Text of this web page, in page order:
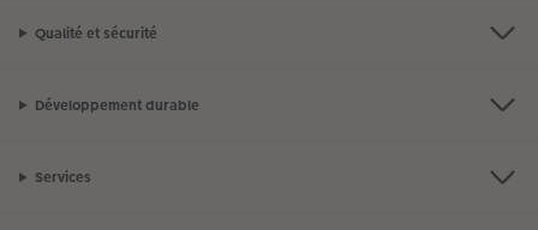
Qualité et sécurité
Développement durable
Services